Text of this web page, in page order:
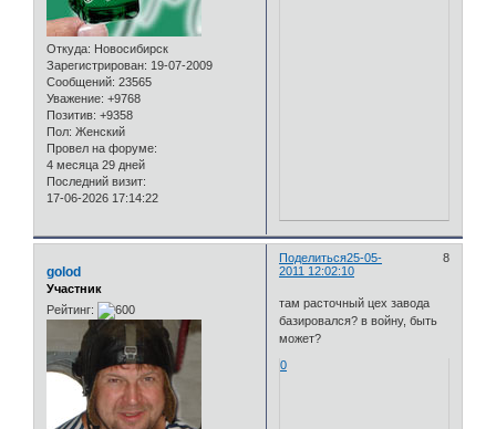
Откуда: Новосибирск
Зарегистрирован: 19-07-2009
Сообщений: 23565
Уважение: +9768
Позитив: +9358
Пол: Женский
Провел на форуме:
4 месяца 29 дней
Последний визит:
17-06-2026 17:14:22
Поделиться 8
25-05-
2011 12:02:10
golod
Участник
Рейтинг:
там расточный цех завода
базировался? в войну, быть
может?
0